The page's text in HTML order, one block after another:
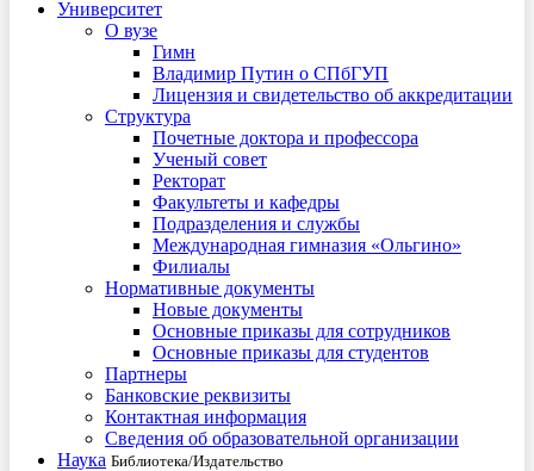
Университет
О вузе
Гимн
Владимир Путин о СПбГУП
Лицензия и свидетельство об аккредитации
Структура
Почетные доктора и профессора
Ученый совет
Ректорат
Факультеты и кафедры
Подразделения и службы
Международная гимназия «Ольгино»
Филиалы
Нормативные документы
Новые документы
Основные приказы для сотрудников
Основные приказы для студентов
Партнеры
Банковские реквизиты
Контактная информация
Сведения об образовательной организации
Наука Библиотека/Издательство